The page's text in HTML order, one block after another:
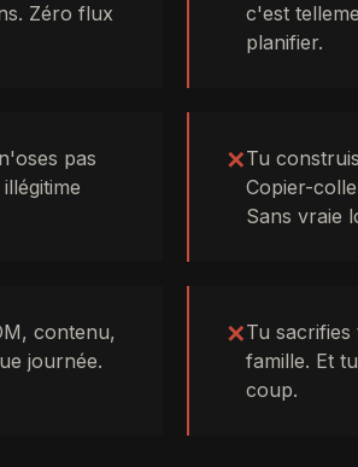
Zéro flux
c'est
planifier.
pas
✕Tu
Copier-
Sans vraie
contenu,
journée.
✕Tu
famille. Et
coup.